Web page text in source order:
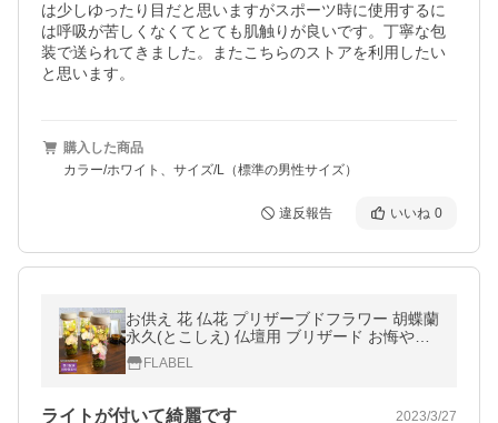
は少しゆったり目だと思いますがスポーツ時に使用するに
は呼吸が苦しくなくてとても肌触りが良いです。丁寧な包
装で送られてきました。またこちらのストアを利用したい
と思います。
購入した商品
カラー/ホワイト、サイズ/L（標準の男性サイズ）
違反報告 いいね 0
お供え 花 仏花 プリザーブドフラワー 胡蝶蘭
永久(とこしえ) 仏壇用 ブリザード お悔やみ
贈り物 一周忌 三回忌 命日 法事 お花 お供え
物 FLABEL
ライトが付いて綺麗です 2023/3/27